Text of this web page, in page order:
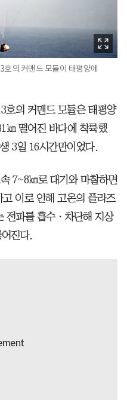
의 커맨드 모듈이 태평양에
호의 커맨드 모듈은 태평양
㎞ 떨어진 바다에 착륙했
3일 16시간만이었다.
7~8㎞로 대기와 마찰하면
이로 인해 고온의 플라즈
전파를 흡수ㆍ차단해 지상
진다.